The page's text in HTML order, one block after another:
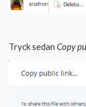
Tryck sedan Copy